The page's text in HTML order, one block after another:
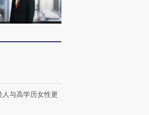
短时降雨
转移近
哈尔滨遭遇短时极端强降
雨 3小时累计雨量超80毫
米
寻找100种
方式·第三对
CFO：不靠规模取胜，华
住三大增长引擎是什么？
与高学历女性更